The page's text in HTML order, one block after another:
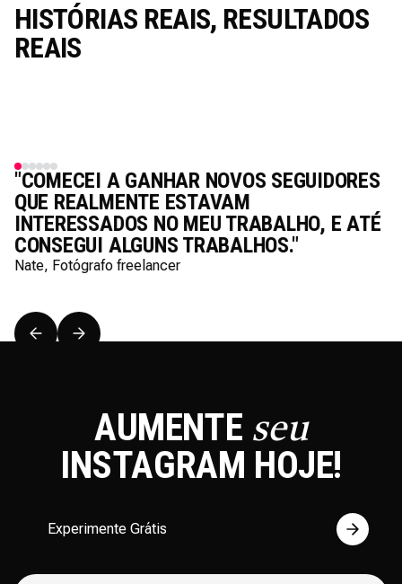
HISTÓRIAS REAIS, RESULTADOS
REAIS
"COMECEI A GANHAR NOVOS SEGUIDORES
QUE REALMENTE ESTAVAM
INTERESSADOS NO MEU TRABALHO, E ATÉ
CONSEGUI ALGUNS TRABALHOS."
Nate, Fotógrafo freelancer
AUMENTE seu
INSTAGRAM HOJE!
Experimente Grátis